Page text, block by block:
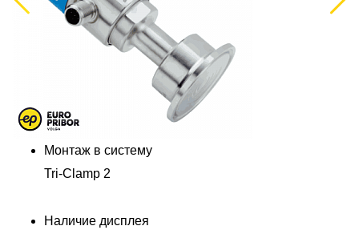
Монтаж в систему
Tri-Clamp 2
Наличие дисплея